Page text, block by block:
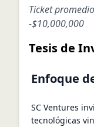
Ticket
-$10,000,000
Tesis de
Enfoque
SC Ventures
tecnológicas